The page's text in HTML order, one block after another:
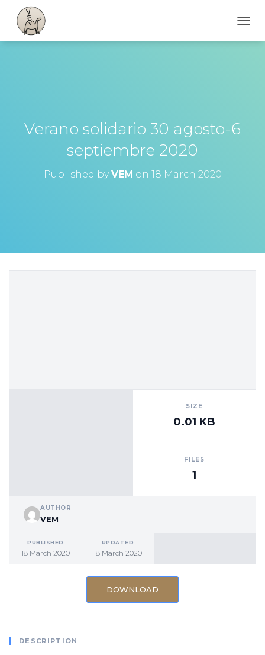
O
Verano solidario 30 agosto-6
septiembre 2020
Published byVEM on 18 March 2020
SIZE
0.01 KB
FILES
1
AUTHOR
VEM
PUBLISHED
18 March 2020
UPDATED
18 March 2020
DOWNLOAD
DESCRIPTION